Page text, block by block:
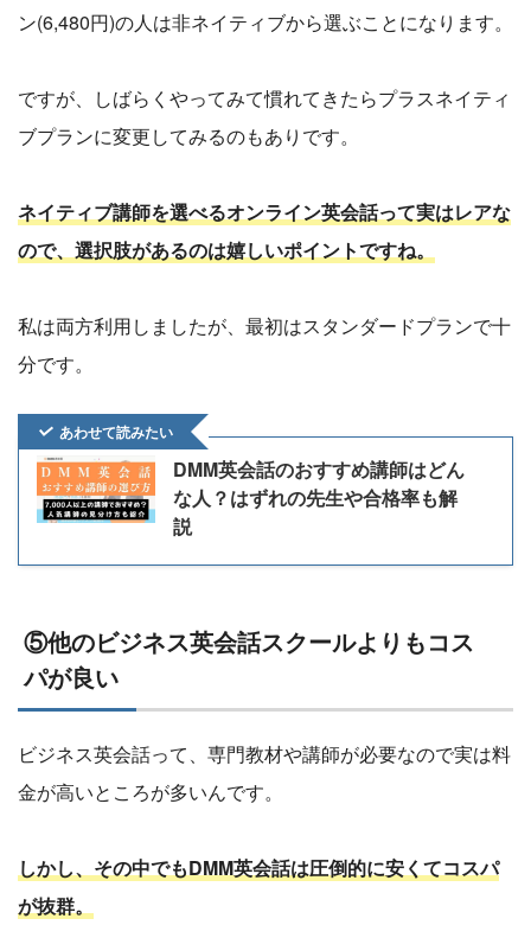
ン(6,480円)の人は非ネイティブから選ぶことになります。
ですが、しばらくやってみて慣れてきたらプラスネイティ
ブプランに変更してみるのもありです。
ネイティブ講師を選べるオンライン英会話って実はレアな
ので、選択肢があるのは嬉しいポイントですね。
私は両方利用しましたが、最初はスタンダードプランで十
分です。
あわせて読みたい
DMM英会話のおすすめ講師はどん
な人？はずれの先生や合格率も解
説
⑤他のビジネス英会話スクールよりもコス
パが良い
ビジネス英会話って、専門教材や講師が必要なので実は料
金が高いところが多いんです。
しかし、その中でもDMM英会話は圧倒的に安くてコスパ
が抜群。